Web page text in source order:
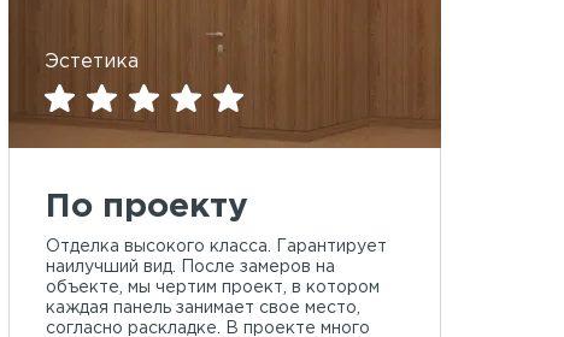
Эстетика
По проекту
Отделка высокого класса. Гарантирует
наилучший вид. После замеров на
объекте, мы чертим проект, в котором
каждая панель занимает свое место,
согласно раскладке. В проекте много